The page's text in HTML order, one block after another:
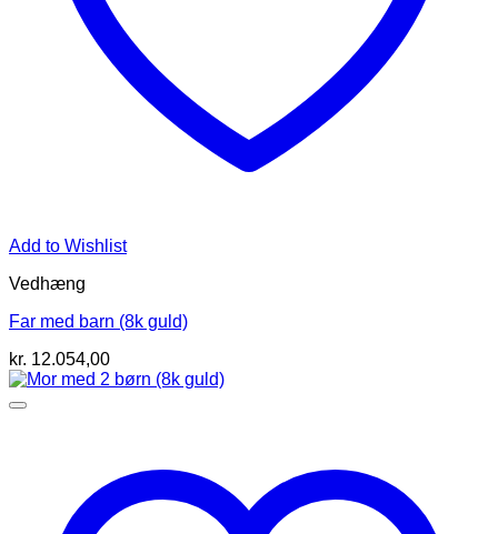
Add to Wishlist
Vedhæng
Far med barn (8k guld)
kr. 12.054,00